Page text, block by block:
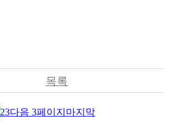
목록
23다음 3페이지 마지막